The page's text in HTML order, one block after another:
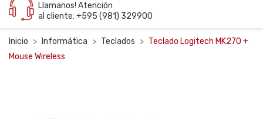
Llamanos! Atención
al cliente: +595 (981) 329900
Inicio Informática Teclados
Teclado Logitech MK270 +
Mouse Wireless